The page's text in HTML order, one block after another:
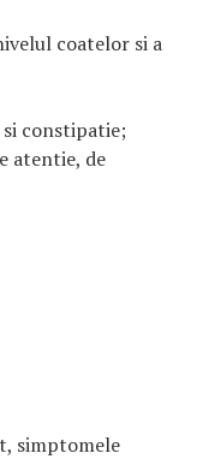
coatelor si a
constipatie;
atentie, de
simptomele